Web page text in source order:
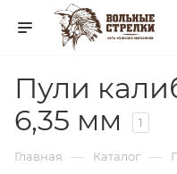
Пули
6,35 мм
1
Главная — Каталог —